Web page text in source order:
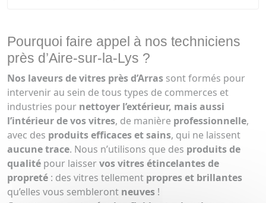
Pourquoi faire appel à nos techniciens
près d’Aire-sur-la-Lys ?
Nos laveurs de vitres près d’Arras sont formés pour
intervenir au sein de tous types de commerces et
industries pour nettoyer l’extérieur, mais aussi
l’intérieur de vos vitres, de manière professionnelle,
avec des produits efficaces et sains, qui ne laissent
aucune trace. Nous n’utilisons que des produits de
qualité pour laisservos vitres étincelantes de
propreté : des vitres tellement propres et brillantes
qu’elles vous sembleront neuves !